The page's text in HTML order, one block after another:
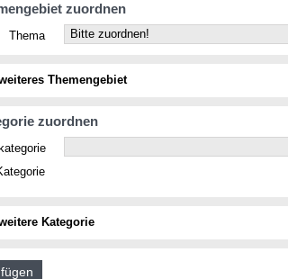
zuordnen
Thema
Themengebiet
zuordnen
Kategorie